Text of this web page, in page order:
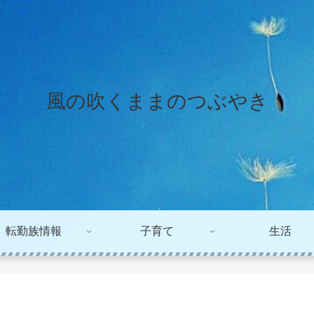
風の吹くままのつぶやき
転勤族情報 子育て 生活